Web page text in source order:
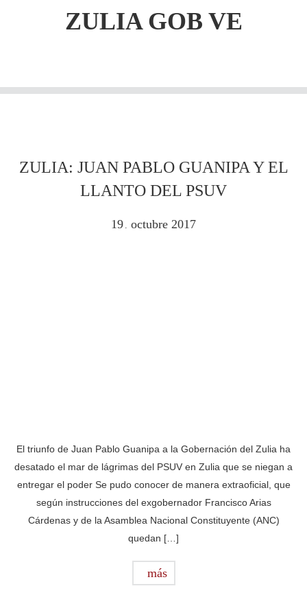
ZULIA GOB VE
ZULIA: JUAN PABLO GUANIPA Y EL
LLANTO DEL PSUV
19 . octubre 2017
El triunfo de Juan Pablo Guanipa a la Gobernación del Zulia ha
desatado el mar de lágrimas del PSUV en Zulia que se niegan a
entregar el poder Se pudo conocer de manera extraoficial, que
según instrucciones del exgobernador Francisco Arias
Cárdenas y de la Asamblea Nacional Constituyente (ANC)
quedan […]
más